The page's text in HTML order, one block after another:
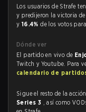
Los usuarios de Strafe
y predijeron la victoria de
y 16.4%de los votos para
Dónde ver
El partido en vivo de
Twitch y Youtube. Para
calendario de
Sigue el resto de la
Series 3 , así como